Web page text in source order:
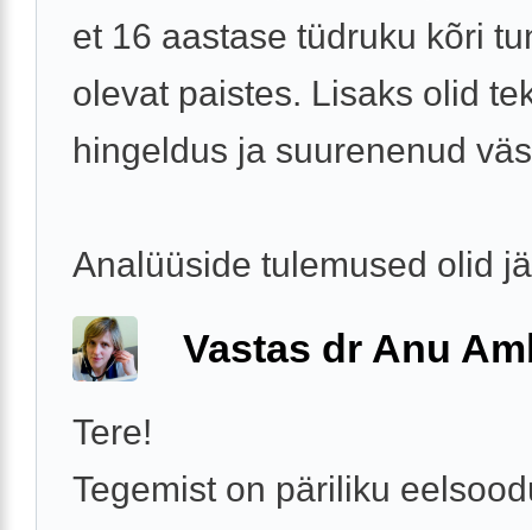
et 16 aastase tüdruku kõri
olevat paistes. Lisaks olid
hingeldus ja suurenenud
Analüüside tulemused olid
Vastas dr Anu
Tere!
Tegemist on päriliku